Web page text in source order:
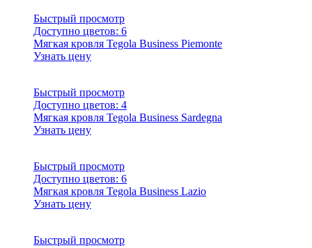
Быстрый просмотр
Доступно цветов: 6
Мягкая кровля Tegola Business Piemonte
Узнать цену
Быстрый просмотр
Доступно цветов: 4
Мягкая кровля Tegola Business Sardegna
Узнать цену
Быстрый просмотр
Доступно цветов: 6
Мягкая кровля Tegola Business Lazio
Узнать цену
Быстрый просмотр